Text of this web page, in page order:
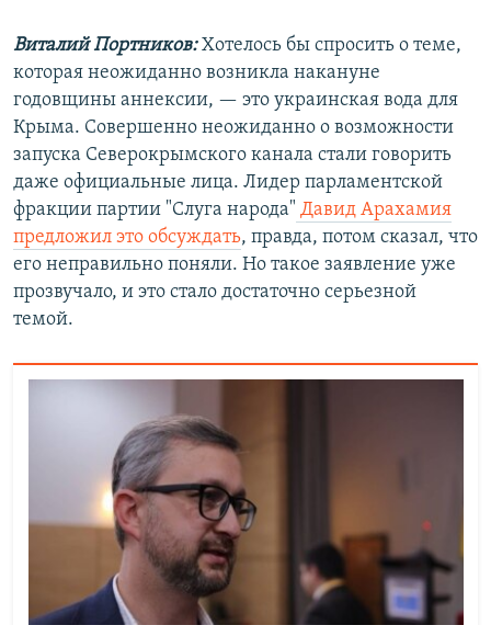
Виталий Портников:Хотелось бы спросить о теме,
которая неожиданно возникла накануне
годовщины аннексии, — это украинская вода для
Крыма. Совершенно неожиданно о возможности
запуска Северокрымского канала стали говорить
даже официальные лица. Лидер парламентской
фракции партии "Слуга народа" Давид Арахамия
предложил это обсуждать, правда, потом сказал, что
его неправильно поняли. Но такое заявление уже
прозвучало, и это стало достаточно серьезной
темой.